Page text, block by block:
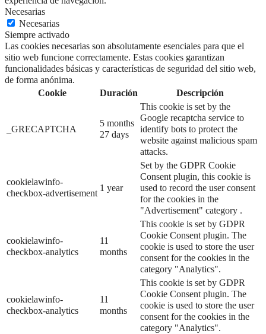
Necesarias
Necesarias
Siempre activado
Las cookies necesarias son absolutamente esenciales para que el
sitio web funcione correctamente. Estas cookies garantizan
funcionalidades básicas y características de seguridad del sitio web,
de forma anónima.
Cookie
Duración Descripción
_GRECAPTCHA
5 months
27 days
This cookie is set by the
Google recaptcha service to
identify bots to protect the
website against malicious spam
attacks.
cookielawinfo-
checkbox-advertisement
1 year
Set by the GDPR Cookie
Consent plugin, this cookie is
used to record the user consent
for the cookies in the
"Advertisement" category .
cookielawinfo-
checkbox-analytics
11
months
This cookie is set by GDPR
Cookie Consent plugin. The
cookie is used to store the user
consent for the cookies in the
category "Analytics".
cookielawinfo-
checkbox-analytics
11
months
This cookie is set by GDPR
Cookie Consent plugin. The
cookie is used to store the user
consent for the cookies in the
category "Analytics".